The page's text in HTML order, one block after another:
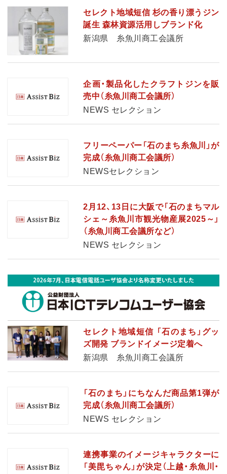
セレクト地域短信 杉の香り漂うジン
誕生 森林資源活用しブランド化
新潟県 糸魚川商工会議所
企画・製品化したクラフトジンを販
売中（糸魚川商工会議所）
NEWS セレクション
フリーペーパー「石のまち糸魚川」が
完成（糸魚川商工会議所）
NEWSセレクション
2月12、13日に大阪で「石のまちマル
シェ～糸魚川市観光物産展2025～」
（糸魚川商工会議所など）
NEWS セレクション
セレクト地域短信 「石のまち」グッ
ズ開発 ブランドイメージ定着へ
新潟県 糸魚川商工会議所
「石のまち」にちなんだ商品第1弾が
完成（糸魚川商工会議所）
NEWS セレクション
連携事業のイメージキャラクターに
「美毘ちゃん」が決定（上越・糸魚川・